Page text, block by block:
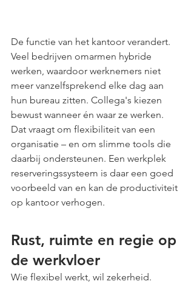
De functie van het kantoor verandert.
Veel bedrijven omarmen hybride
werken, waardoor werknemers niet
meer vanzelfsprekend elke dag aan
hun bureau zitten. Collega's kiezen
bewust wanneer én waar ze werken.
Dat vraagt om flexibiliteit van een
organisatie – en om slimme tools die
daarbij ondersteunen. Een werkplek
reserveringssysteem is daar een goed
voorbeeld van en kan de productiviteit
op kantoor verhogen.
Rust, ruimte en regie op
de werkvloer
Wie flexibel werkt, wil zekerheid.